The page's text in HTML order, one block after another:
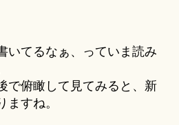
いてるなぁ、っていま読み
で俯瞰して見てみると、新
ますね。